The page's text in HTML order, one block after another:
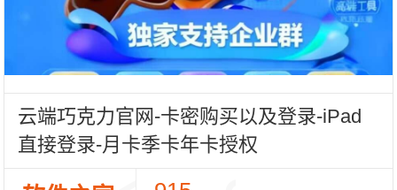
云端巧克力官网-卡密购买以及登录-iPad
直接登录-月卡季卡年卡授权